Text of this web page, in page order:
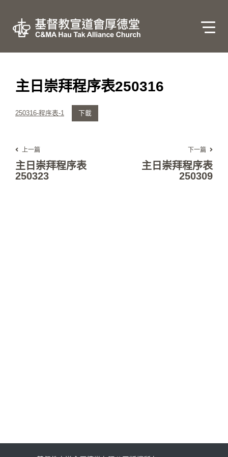
主日崇拜程序表250316
250316-程序表-1 下載
上一篇
主日崇拜程序表
250323
下一篇
主日崇拜程序表
250309